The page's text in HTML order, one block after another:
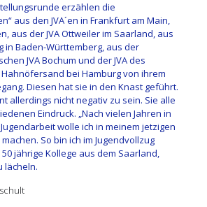
erzählen die
aus den JVA´en in Frankfurt am Main,
aus der JVA Ottweiler im Saarland, aus
in Baden-Württemberg, aus der
JVA Bochum und der JVA des
bei Hamburg von ihrem
Diesen hat sie in den Knast geführt.
allerdings nicht negativ zu sein. Sie alle
Eindruck. „Nach vielen Jahren in
wolle ich in meinem jetzigen
So bin ich im Jugendvollzug
jährige Kollege aus dem Saarland,
lächeln.